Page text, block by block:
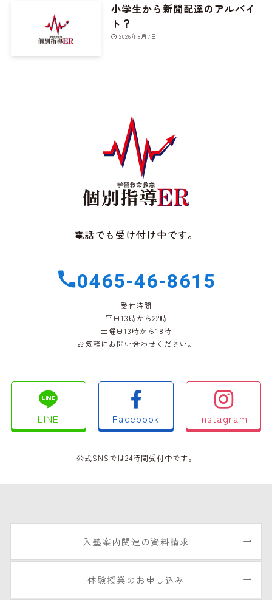
小学生から新聞配達のアルバイ
ト？
2026年8月7日
電話でも受け付け中です。
0465-46-8615
受付時間
平日13時から22時
土曜日13時から18時
お気軽にお問い合わせください。
LINE Facebook Instagram
公式SNSでは24時間受付中です。
入塾案内関連の資料請求
体験授業のお申し込み